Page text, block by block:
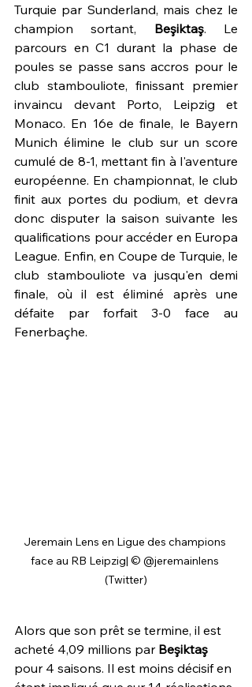
Turquie par Sunderland, mais chez le
champion sortant, Beşiktaş. Le
parcours en C1 durant la phase de
poules se passe sans accros pour le
club stambouliote, finissant premier
invaincu devant Porto, Leipzig et
Monaco. En 16e de finale, le Bayern
Munich élimine le club sur un score
cumulé de 8-1, mettant fin à l'aventure
européenne. En championnat, le club
finit aux portes du podium, et devra
donc disputer la saison suivante les
qualifications pour accéder en Europa
League. Enfin, en Coupe de Turquie, le
club stambouliote va jusqu'en demi
finale, où il est éliminé après une
défaite par forfait 3-0 face au
Fenerbaçhe.
Jeremain Lens en Ligue des champions
face au RB Leipzig| © @jeremainlens
(Twitter)
Alors que son prêt se termine, il est
acheté 4,09 millions par Beşiktaş
pour 4 saisons. Il est moins décisif en